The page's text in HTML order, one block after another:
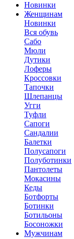
Новинки
Женщинам
Новинки
Вся обувь
Сабо
Мюли
Дутики
Лоферы
Кроссовки
Тапочки
Шлепанцы
Угги
Туфли
Сапоги
Сандалии
Балетки
Полусапоги
Полуботинки
Пантолеты
Мокасины
Кеды
Ботфорты
Ботинки
Ботильоны
Босоножки
Мужчинам